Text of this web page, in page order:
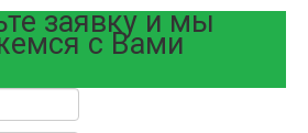
заявку и мы
с Вами